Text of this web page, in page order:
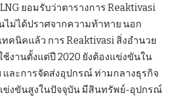
ยอมรับว่าตารางการ Reaktivasi
ม่ได้ปราศจากความท้าทาย นอก
คนิคแล้ว การ Reaktivasi สิ่งอำนวย
งานตั้งแต่ปี 2020 ยังต้องแข่งขันใน
และการจัดส่งอุปกรณ์ ท่ามกลางธุรกิจ
ข่งขันสูงในปัจจุบัน มีสินทรัพย์-อุปกรณ์